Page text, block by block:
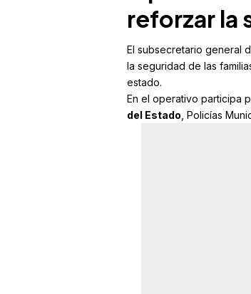
reforzar la
El subsecretario general
la seguridad de las
estado.
En el operativo participa
del Estado , Policías